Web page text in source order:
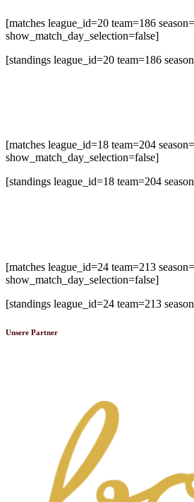
[matches league_id=20 team=186
show_match_day_selection=false]
[standings league_id=20 team=186
[matches league_id=18 team=204
show_match_day_selection=false]
[standings league_id=18 team=204
[matches league_id=24 team=213
show_match_day_selection=false]
[standings league_id=24 team=213
Unsere Partner